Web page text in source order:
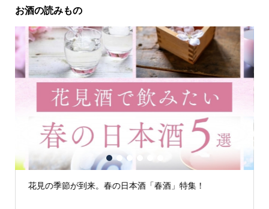
お酒の読みもの
花見の季節が到来。春の日本酒「春酒」特集！
1 2 3 5